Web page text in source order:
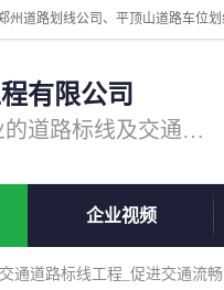
有限公司
专注道路标线施工，专业的道路标线及交通设施施工服务商!
企业视频
通道路标线工程_促进交通流畅